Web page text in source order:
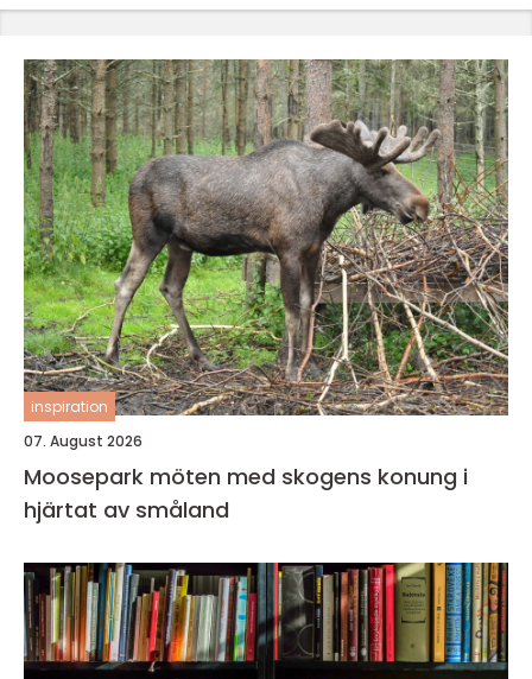
inspiration
07. August 2026
Moosepark möten med skogens konung i
hjärtat av småland